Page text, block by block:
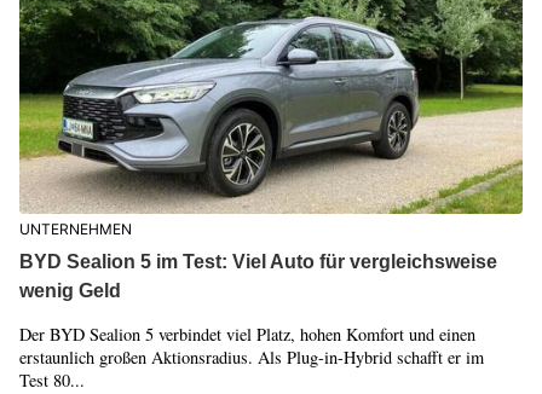
UNTERNEHMEN
BYD Sealion 5 im Test: Viel Auto für vergleichsweise
wenig Geld
Der BYD Sealion 5 verbindet viel Platz, hohen Komfort und einen
erstaunlich großen Aktionsradius. Als Plug-in-Hybrid schafft er im
Test 80...